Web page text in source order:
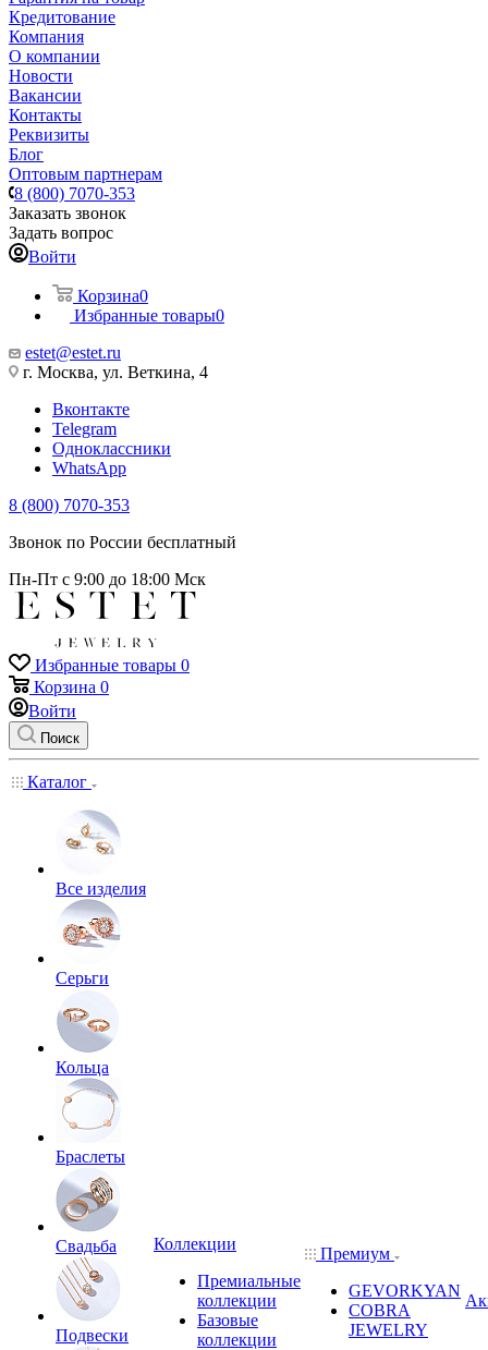
Кредитование
Компания
О компании
Новости
Вакансии
Контакты
Реквизиты
Блог
Оптовым партнерам
8 (800) 7070-353
Заказать звонок
Задать вопрос
Войти
Корзина0
Избранные товары0
estet@estet.ru
г. Москва, ул. Веткина, 4
Вконтакте
Telegram
Одноклассники
WhatsApp
8 (800) 7070-353
Звонок по России бесплатный
Пн-Пт с 9:00 до 18:00 Мск
Избранные товары 0
Корзина 0
Войти
Поиск
Каталог
Все изделия
Серьги
Кольца
Браслеты
Свадьба
Подвески
Коллекции
Премиальные
коллекции
Базовые
коллекции
Премиум
GEVORKYAN
COBRA
JEWELRY